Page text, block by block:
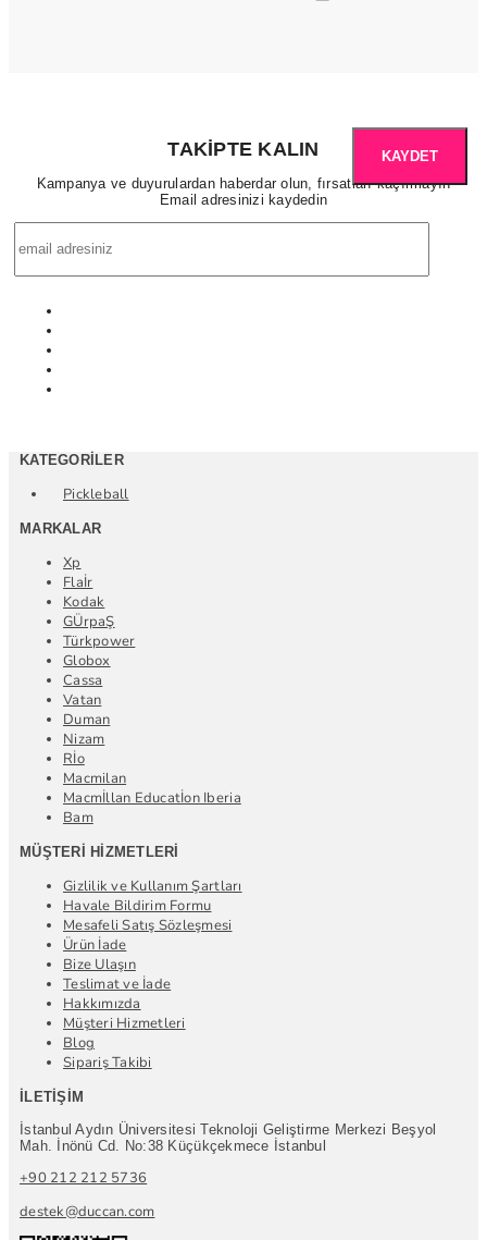
TAKIPTE KALIN
Kampanya ve duyurulardan haberdar olun, fırsatları kaçırmayın
Email adresinizi kaydedin
KAYDET
KATEGORILER
Pickleball
MARKALAR
Xp
Flaİr
Kodak
GÜrpaŞ
Türkpower
Globox
Cassa
Vatan
Duman
Nizam
Rİo
Macmilan
Macmİllan Educatİon Iberia
Bam
MÜŞTERI HIZMETLERI
Gizlilik ve Kullanım Şartları
Havale Bildirim Formu
Mesafeli Satış Sözleşmesi
Ürün İade
Bize Ulaşın
Teslimat ve İade
Hakkımızda
Müşteri Hizmetleri
Blog
Sipariş Takibi
İLETIŞIM
İstanbul Aydın Üniversitesi Teknoloji Geliştirme Merkezi Beşyol
Mah. İnönü Cd. No:38 Küçükçekmece İstanbul
+90 212 212 5736
destek@duccan.com